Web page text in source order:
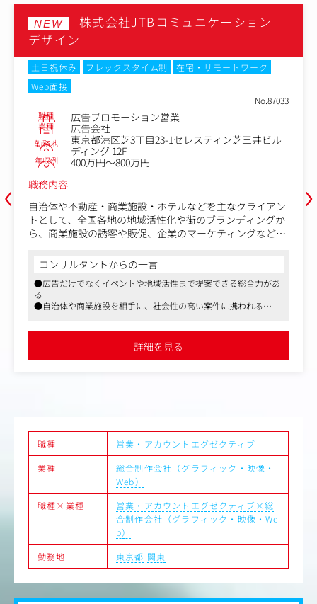
‹
NEW
株式会社JTBコミュニケーション
デザイン
土日祝休み フレックスタイム制
在宅・リモートワーク
Web面接
No.87033
職種 広告プロモーション営業
業種 広告会社
勤務地
東京都港区芝3丁目23-1セレスティン芝三井ビル
ディング 12F
年収例
400万円～800万円
職務内容
自治体や不動産・商業施設・ホテルなどを主なクライアン
トとして、全国各地の地域活性化や街のブランディングか
ら、商業施設の誘客や販促、企業のマーケティングなどに
営業兼プロデューサーとして、クライアントが抱えている
あらゆる課題に対して、広告・プロモーションを中心とし
た総合的な企画提案やプロジェクト推進を担っていただき
ます。
・広告プロモーションの企画・実施
【ポジションの魅力】
・観光に強みを持つJTBグループの総合広告代理店機能
・国内地域と関連する案件が多く、観光誘客プロモーショ
ンや地域活性事業に携わることができる
・自社のリソースとして、イベント・HRコンサルティング
など、広告プロモーションに捉われない解決手法を有して
・担当クライアントだけに限らない、新規案件へのチャレ
ンジ機会多数
・フレキシブルな働き方（コアタイム無しのフレックス勤
務、リモートワーク可）
コンサルタントからの一言
●広告だけでなくイベントや地域活性まで提案できる総合力があ
る
●自治体や商業施設を相手に、社会性の高い案件に携われる
詳細を見る
›
職種
営業・アカウントエグゼクティブ
業種
総合制作会社（グラフィック・映像・
Web）
職種×業種
営業・アカウントエグゼクティブ×総
合制作会社（グラフィック・映像・We
b）
勤務地
東京都 関東